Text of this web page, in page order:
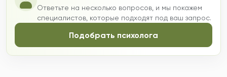
Ответьте на несколько вопросов, и мы покажем
специалистов, которые подходят под ваш запрос.
Подобрать психолога